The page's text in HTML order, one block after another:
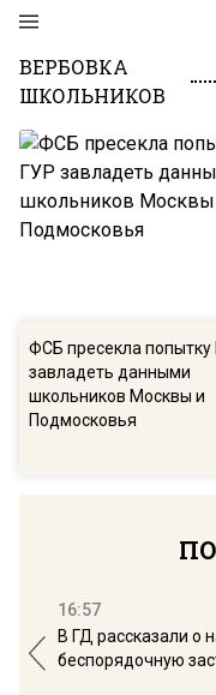
ВЕРБОВКА
ШКОЛЬНИКОВ
ФСБ пресекла попытку
завладеть данными
школьников Москвы и
Подмосковья
16:57
В ГД рассказали о
беспорядочную